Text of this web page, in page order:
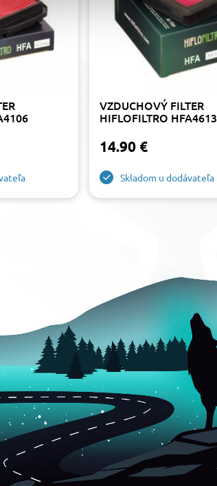
VZDUCHOVÝ FILTER
HIFLOFILTRO HFA4613
14.90 €
Skladom u dodávateľa